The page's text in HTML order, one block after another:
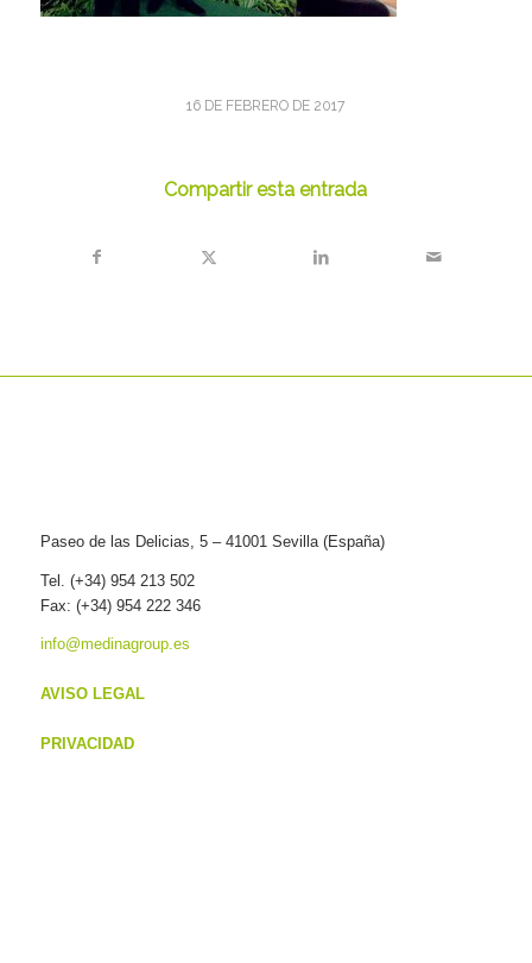
16 DE FEBRERO DE 2017
Compartir esta entrada
Paseo de las Delicias, 5 – 41001 Sevilla (España)
Tel. (+34) 954 213 502
Fax: (+34) 954 222 346
info@medinagroup.es
AVISO LEGAL
PRIVACIDAD